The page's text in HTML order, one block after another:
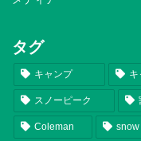
タグ
キャンプ キ
スノーピーク
Coleman